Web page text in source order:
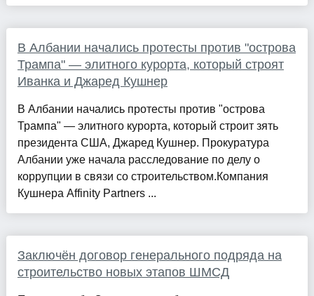
В Албании начались протесты против "острова
Трампа" — элитного курорта, который строят
Иванка и Джаред Кушнер
В Албании начались протесты против "острова
Трампа" — элитного курорта, который строит зять
президента США, Джаред Кушнер. Прокуратура
Албании уже начала расследование по делу о
коррупции в связи со строительством.Компания
Кушнера Affinity Partners ...
Заключён договор генерального подряда на
строительство новых этапов ШМСД